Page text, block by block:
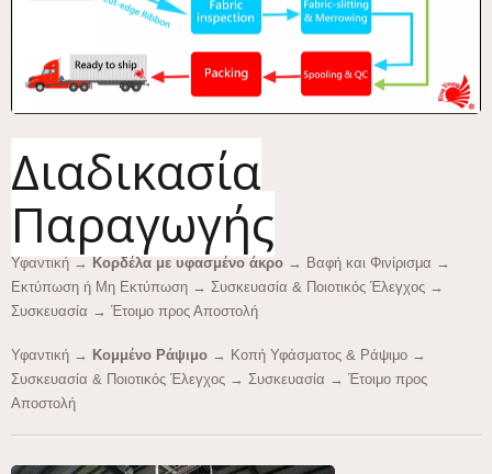
Διαδικασία
Παραγωγής
Υφαντική → Κορδέλα με υφασμένο άκρο → Βαφή και Φινίρισμα →
Εκτύπωση ή Μη Εκτύπωση → Συσκευασία & Ποιοτικός Έλεγχος →
Συσκευασία → Έτοιμο προς Αποστολή
Υφαντική → Κομμένο Ράψιμο → Κοπή Υφάσματος & Ράψιμο →
Συσκευασία & Ποιοτικός Έλεγχος → Συσκευασία → Έτοιμο προς
Αποστολή